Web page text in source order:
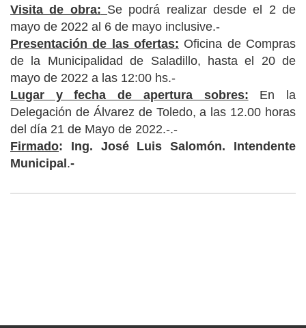
Visita de obra: Se podrá realizar desde el 2 de
mayo de 2022 al 6 de mayo inclusive.-
Presentación de las ofertas: Oficina de Compras
de la Municipalidad de Saladillo, hasta el 20 de
mayo de 2022 a las 12:00 hs.-
Lugar y fecha de apertura sobres: En la
Delegación de Álvarez de Toledo, a las 12.00 horas
del día 21 de Mayo de 2022.-.-
Firmado: Ing. José Luis Salomón. Intendente
Municipal .-